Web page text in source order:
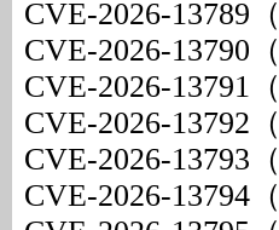
CVE-2026-13789
CVE-2026-13790
CVE-2026-13791
CVE-2026-13792
CVE-2026-13793
CVE-2026-13794